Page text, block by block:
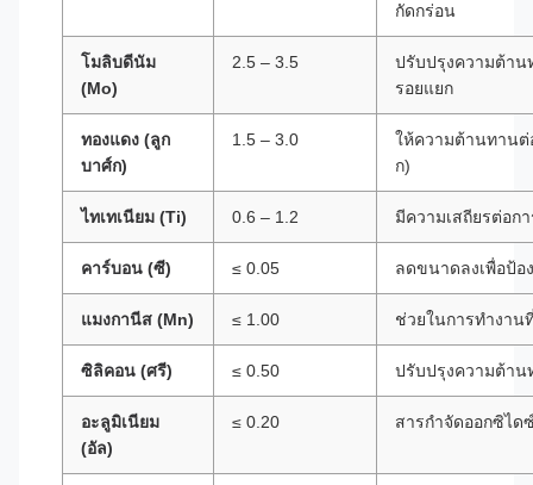
กัดกร่อน
โมลิบดีนัม
(Mo)
2.5 – 3.5
ปรับปรุงความต้า
รอยแยก
ทองแดง (ลูก
บาศ์ก)
1.5 – 3.0
ให้ความต้านทาน
ก)
ไทเทเนียม (Ti) 0.6 – 1.2 มีความเสถียรต่อก
คาร์บอน (ซี) ≤ 0.05 ลดขนาดลงเพื่อป้อ
แมงกานีส (Mn) ≤ 1.00 ช่วยในการทำงาน
ซิลิคอน (ศรี) ≤ 0.50 ปรับปรุงความต้าน
อะลูมิเนียม
(อัล)
≤ 0.20 สารกำจัดออกซิได